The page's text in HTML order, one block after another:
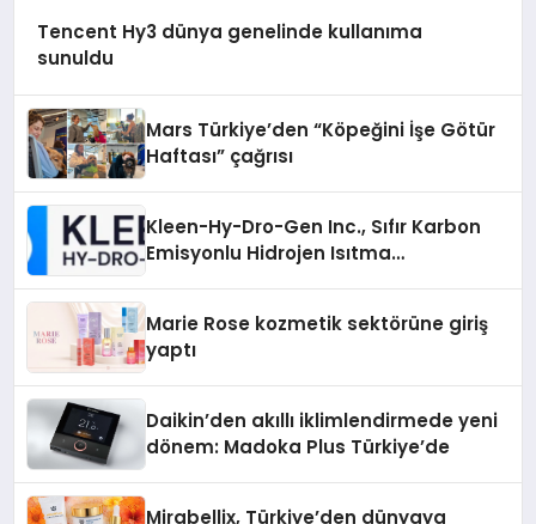
Tencent Hy3 dünya genelinde kullanıma
sunuldu
Mars Türkiye’den “Köpeğini İşe Götür
Haftası” çağrısı
Kleen-Hy-Dro-Gen Inc., Sıfır Karbon
Emisyonlu Hidrojen Isıtma
Marie Rose kozmetik sektörüne giriş
yaptı
Daikin’den akıllı iklimlendirmede yeni
dönem: Madoka Plus Türkiye’de
Mirabellix, Türkiye’den dünyaya